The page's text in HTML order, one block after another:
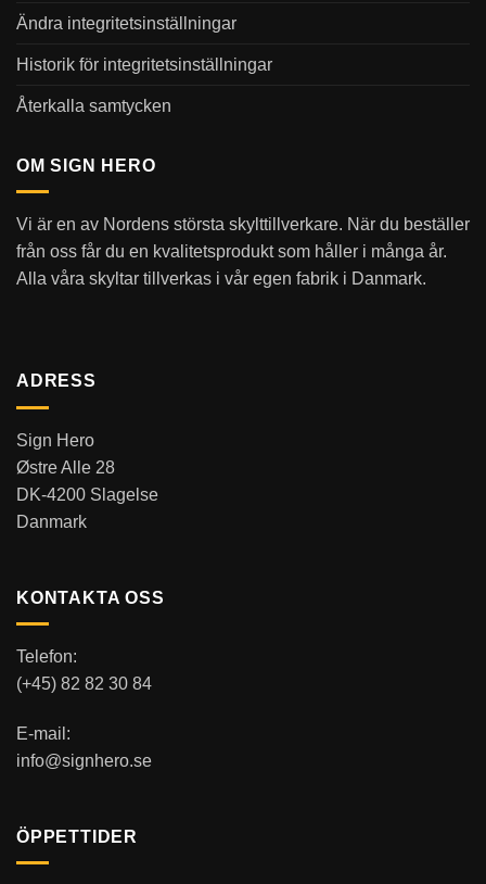
Ändra integritetsinställningar
Historik för integritetsinställningar
Återkalla samtycken
OM SIGN HERO
Vi är en av Nordens största skylttillverkare. När du beställer
från oss får du en kvalitetsprodukt som håller i många år.
Alla våra skyltar tillverkas i vår egen fabrik i Danmark.
ADRESS
Sign Hero
Østre Alle 28
DK-4200 Slagelse
Danmark
KONTAKTA OSS
Telefon:
(+45) 82 82 30 84
E-mail:
info@signhero.se
ÖPPETTIDER